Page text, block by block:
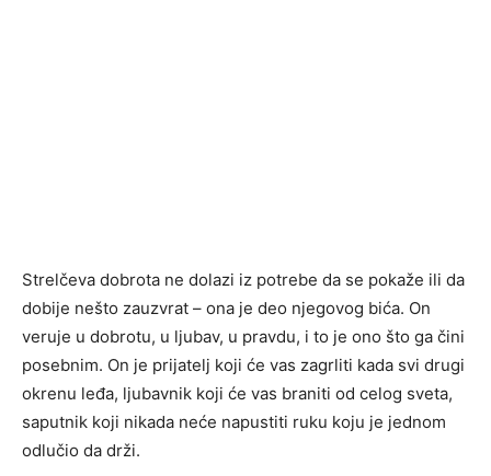
Strelčeva dobrota ne dolazi iz potrebe da se pokaže ili da
dobije nešto zauzvrat – ona je deo njegovog bića. On
veruje u dobrotu, u ljubav, u pravdu, i to je ono što ga čini
posebnim. On je prijatelj koji će vas zagrliti kada svi drugi
okrenu leđa, ljubavnik koji će vas braniti od celog sveta,
saputnik koji nikada neće napustiti ruku koju je jednom
odlučio da drži.